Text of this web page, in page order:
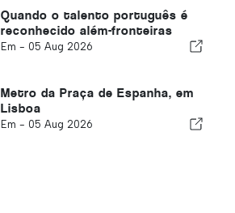
Quando o talento português é
reconhecido além-fronteiras
Em - 05 Aug 2026
Metro da Praça de Espanha, em
Lisboa
Em - 05 Aug 2026